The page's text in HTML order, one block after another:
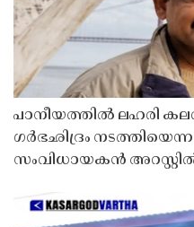
പാനീയത്തിൽ ലഹരി
ഗർഭഛിദ്രം
സംവിധായകൻ